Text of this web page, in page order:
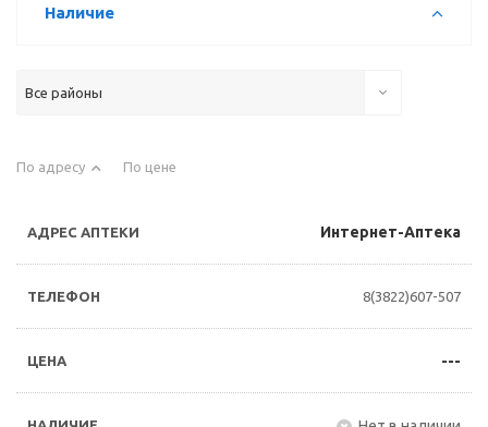
Наличие
Все районы
По адресу По цене
Интернет-Аптека
8(3822)607-507
---